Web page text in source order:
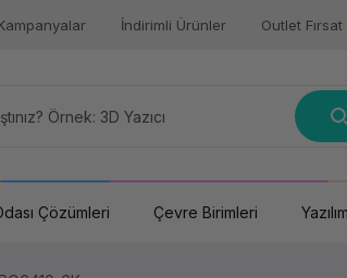
İndirimli Ürünler Outlet
Çözümleri Çevre Birimleri Yazılım